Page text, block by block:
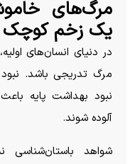
مرگ‌های
یک زخم کوچک
در دنیای انسان‌های
مرگ تدریجی باشد.
نبود بهداشت پایه
آلوده شوند.
شواهد